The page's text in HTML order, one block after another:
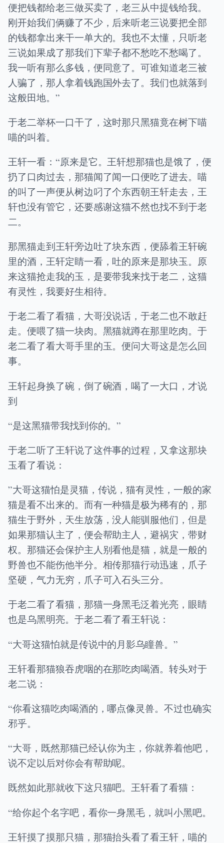
便把钱都给老三做买卖了，老三从中提钱给我。
刚开始我们俩赚了不少，后来听老三说要把全部
的钱都拿出来干一单大的。我也不太懂，只听老
三说如果成了那我们下辈子都不愁吃不愁喝了。
我一听有那么多钱，便同意了。可谁知道老三被
人骗了，那人拿着钱跑国外去了。我们也就落到
这般田地。”
于老二举杯一口干了，这时那只黑猫竟在树下喵
喵的叫着。
王轩一看：“原来是它。王轩想那猫也是饿了，便
扔了口肉过去，那猫闻了闻一口便吃了进去。喵
的叫了一声便从树边叼了个东西朝王轩走去，王
轩也没有管它，还要感谢这猫不然也找不到于老
二。
那黑猫走到王轩旁边吐了块东西，便舔着王轩碗
里的酒，王轩定睛一看，吐的原来是那块玉。原
来这猫抢走我的玉，是要带我来找于老二，这猫
有灵性，我要好生相待。
于老二看了看猫，大哥没说话，于老二也不敢赶
走。便喂了猫一块肉。黑猫就蹲在那里吃肉。于
老二看了看大哥手里的玉。便问大哥这是怎么回
事。
王轩起身换了碗，倒了碗酒，喝了一大口，才说
到
“是这黑猫带我找到你的。”
于老二听了王轩说了这件事的过程，又拿这那块
玉看了看说：
”大哥这猫怕是灵猫，传说，猫有灵性，一般的家
猫是看不出来的。而有一种猫是极为稀有的，那
猫生于野外，天生放荡，没人能驯服他们，但是
如果那猫认主了，便会帮助主人，避祸灾，带财
权。那猫还会保护主人别看他是猫，就是一般的
野兽也不能伤他半分。相传那猫行动迅速，爪子
坚硬，气力无穷，爪子可入石头三分。
于老二看了看猫，那猫一身黑毛泛着光亮，眼睛
也是乌黑明亮。于老二看了看王轩说：
“大哥这猫怕就是传说中的月影乌瞳兽。”
王轩看那猫狼吞虎咽的在那吃肉喝酒。转头对于
老二说：
“你看这猫吃肉喝酒的，哪点像灵兽。不过也确实
邪乎。
“大哥，既然那猫已经认你为主，你就养着他吧，
说不定以后对你会有帮助呢。
既然如此那就收下这只猫吧。王轩看了看猫：
“给你起个名字吧，看你一身黑毛，就叫小黑吧。
王轩摸了摸那只猫，那猫抬头看了看王轩，喵的